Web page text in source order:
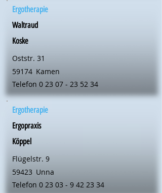
Ergotherapie
Waltraud
Koske
Oststr. 31
59174 Kamen
Telefon 0 23 07 - 23 52 34
Ergotherapie
Ergopraxis
Köppel
Flügelstr. 9
59423 Unna
Telefon 0 23 03 - 9 42 23 34